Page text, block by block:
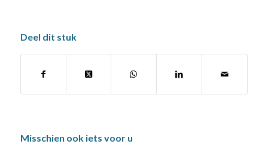
Deel dit stuk
Misschien ook iets voor u